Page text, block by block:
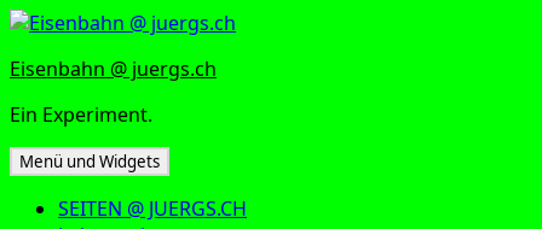
Zum
springen
Eisenbahn @ juergs.ch
Ein Experiment.
Menü und Widgets
SEITEN @ JUERGS.CH